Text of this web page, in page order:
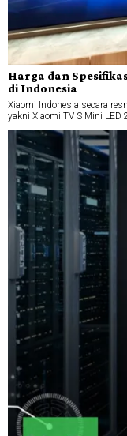
Harga dan
di Indonesia
Xiaomi Indonesia secara
yakni Xiaomi TV S Mini